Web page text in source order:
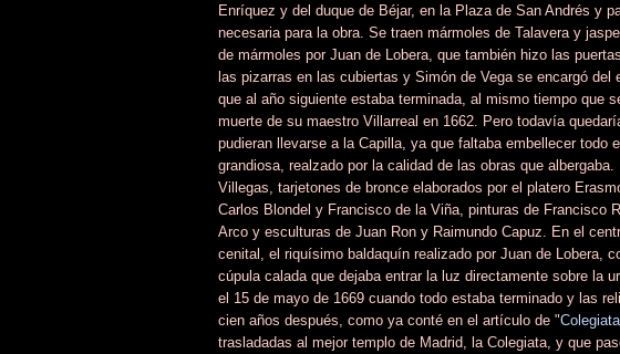
Enríquez y del duque de Béjar, en la Plaza de San Andrés y
necesaria para la obra. Se traen mármoles de Talavera y
de mármoles por Juan de Lobera, que también hizo las
las pizarras en las cubiertas y Simón de Vega se encargó del
que al año siguiente estaba terminada, al mismo tiempo que
muerte de su maestro Villarreal en 1662. Pero todavía
pudieran llevarse a la Capilla, ya que faltaba embellecer todo
grandiosa, realzado por la calidad de las obras que
Villegas, tarjetones de bronce elaborados por el platero
Carlos Blondel y Francisco de la Viña, pinturas de Francisco
Arco y esculturas de Juan Ron y Raimundo Capuz. En el
cenital, el riquísimo baldaquín realizado por Juan de Lobera,
cúpula calada que dejaba entrar la luz directamente sobre la
el 15 de mayo de 1669 cuando todo estaba terminado y las
cien años después, como ya conté en el artículo de "
trasladadas al mejor templo de Madrid, la Colegiata, y que